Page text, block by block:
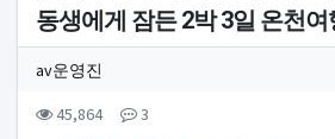
동생에게 잠든 2박 3일 온천여
작성자 정보
av운영진
컨텐츠 정보
45,864조회 3